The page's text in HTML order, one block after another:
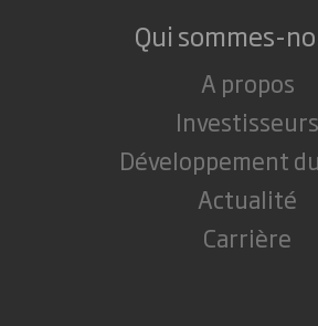
Qui sommes-
A propos
Investisseurs
Développement
Actualité
Carrière